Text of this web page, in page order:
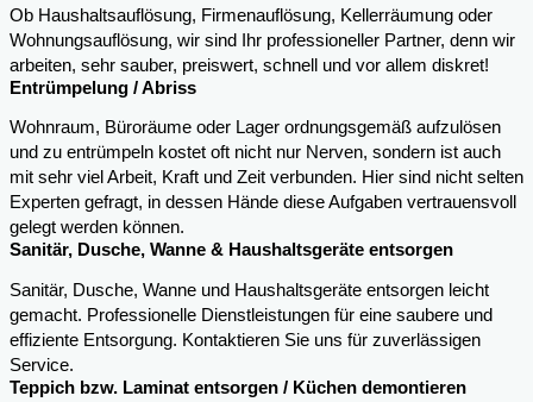
Ob Haushaltsauflösung, Firmenauflösung, Kellerräumung oder
Wohnungsauflösung, wir sind Ihr professioneller Partner, denn wir
arbeiten, sehr sauber, preiswert, schnell und vor allem diskret!
Entrümpelung / Abriss
Wohnraum, Büroräume oder Lager ordnungsgemäß aufzulösen
und zu entrümpeln kostet oft nicht nur Nerven, sondern ist auch
mit sehr viel Arbeit, Kraft und Zeit verbunden. Hier sind nicht selten
Experten gefragt, in dessen Hände diese Aufgaben vertrauensvoll
gelegt werden können.
Sanitär, Dusche, Wanne & Haushaltsgeräte entsorgen
Sanitär, Dusche, Wanne und Haushaltsgeräte entsorgen leicht
gemacht. Professionelle Dienstleistungen für eine saubere und
effiziente Entsorgung. Kontaktieren Sie uns für zuverlässigen
Service.
Teppich bzw. Laminat entsorgen / Küchen demontieren